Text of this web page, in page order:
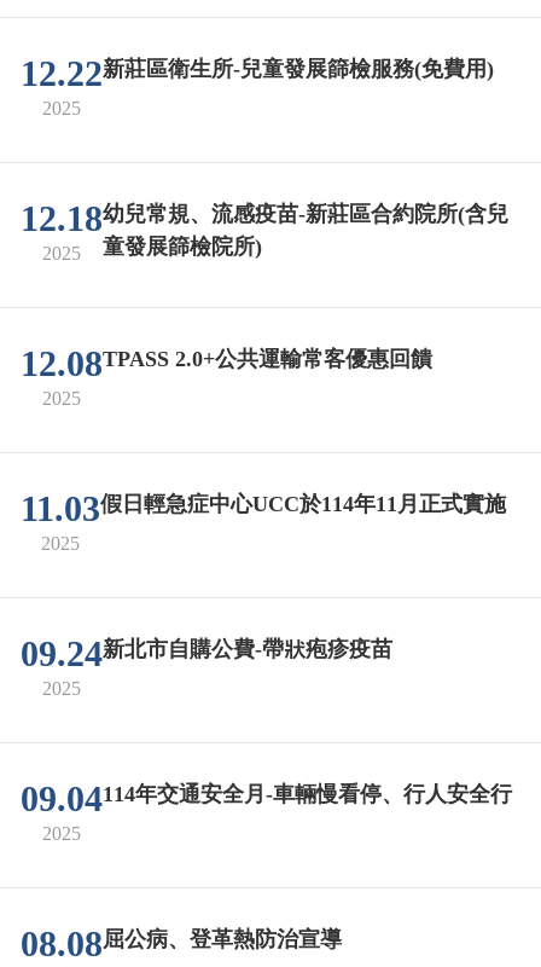
12.22
2025
新莊區衛生所-兒童發展篩檢服務(免費用)
12.18
2025
幼兒常規、流感疫苗-新莊區合約院所(含兒
童發展篩檢院所)
12.08
2025
TPASS 2.0+公共運輸常客優惠回饋
11.03
2025
假日輕急症中心UCC於114年11月正式實施
09.24
2025
新北市自購公費-帶狀疱疹疫苗
09.04
2025
114年交通安全月-車輛慢看停、行人安全行
08.08屈公病、登革熱防治宣導